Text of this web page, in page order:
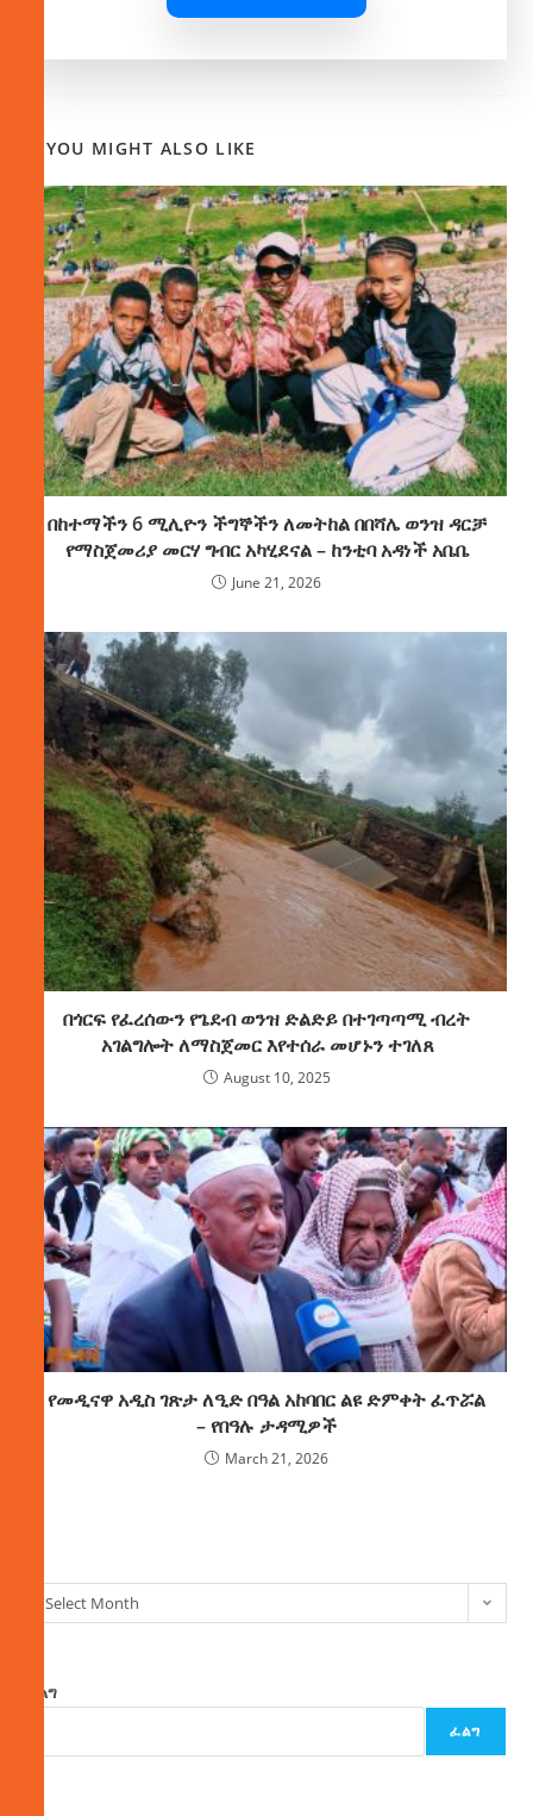
YOU MIGHT ALSO LIKE
በከተማችን 6 ሚሊዮን ችግኞችን ለመትከል በበሻሌ ወንዝ ዳርቻ
የማስጀመሪያ መርሃ ግብር አካሂደናል – ከንቲባ አዳነች አቤቤ
June 21, 2026
በጎርፍ የፈረሰውን የጌደብ ወንዝ ድልድይ በተገጣጣሚ ብረት
አገልግሎት ለማስጀመር እየተሰራ መሆኑን ተገለጸ
August 10, 2025
የመዲናዋ አዲስ ገጽታ ለዒድ በዓል አከባበር ልዩ ድምቀት ፈጥሯል
– የበዓሉ ታዳሚዎች
March 21, 2026
Select Month
ፈልግ
ፈልግ